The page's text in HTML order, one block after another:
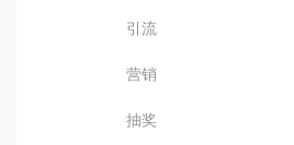
引流
营销
抽奖